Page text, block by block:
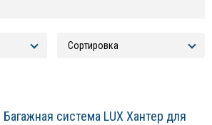
Багажная система LUX Хантер для